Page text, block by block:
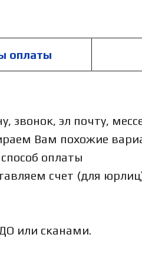
оплаты
звонок, эл почту,
Вам похожие
оплаты
счет (для
или сканами.